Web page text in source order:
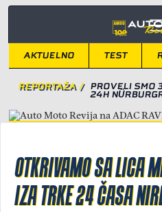
AKTUELNO TEST
REPORTAŽA / PROVELI SMO
24H
OTKRIVAMO SA LICA
IZA TRKE 24 ČASA